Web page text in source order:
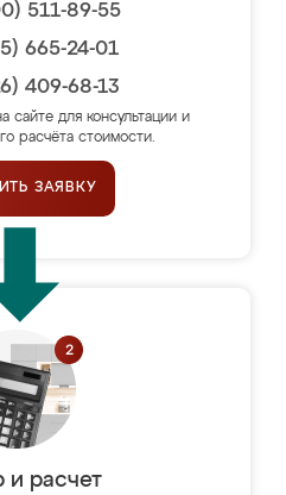
511-89-55
665-24-01
409-68-13
сайте для консультации и
расчёта стоимости.
ЗАЯВКУ
и расчет